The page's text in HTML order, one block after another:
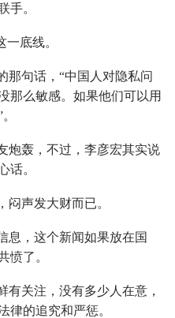
手。
底线。
那句话，“中国人对隐私问
那么敏感。如果他们可以用
炮轰，不过，李彦宏其实说
话。
闷声发大财而已。
息，这个新闻如果放在国
愤了。
有关注，没有多少人在意，
律的追究和严惩。